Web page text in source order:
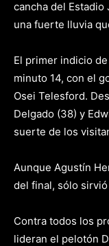
cancha del Estadio
una fuerte lluvia
El primer indicio
minuto 14, con el
Osei Telesford.
Delgado (38) y
suerte de los
Aunque Agustín
del final, sólo
Contra todos los
lideran el pelotón